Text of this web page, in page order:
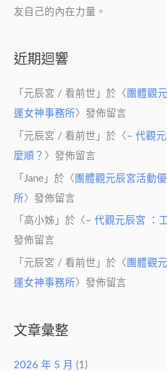
友自己的內在力量。
近期迴響
「 元辰宮 / 看前世 」於〈 團體觀
運女神事務所〉發佈留言
「 元辰宮 / 看前世 」於〈 – 代觀
麼順？ 〉發佈留言
「 Jane 」於〈 團體觀元辰宮活動
所 〉發佈留言
「 高小姊 」於〈 – 代觀元辰宮 ：
發佈留言
「 元辰宮 / 看前世 」於〈 團體觀
運女神事務所〉發佈留言
文章彙整
2026 年 5 月 (1)